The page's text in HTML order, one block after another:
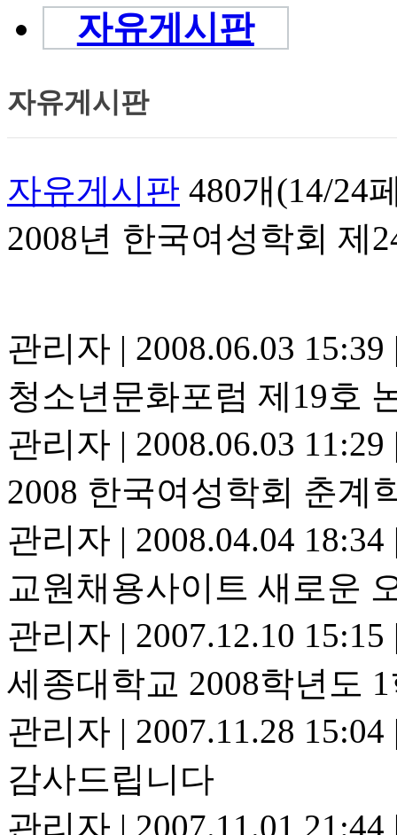
자유게시판
자유게시판
자유게시판 480개(14/24
2008년 한국여성학회 제
관리자 | 2008.06.03 15:39
청소년문화포럼 제19호
관리자 | 2008.06.03 11:29
2008 한국여성학회 춘계
관리자 | 2008.04.04 18:34
교원채용사이트 새로운
관리자 | 2007.12.10 15:15
세종대학교 2008학년도
관리자 | 2007.11.28 15:04
감사드립니다
관리자 | 2007.11.01 21:44